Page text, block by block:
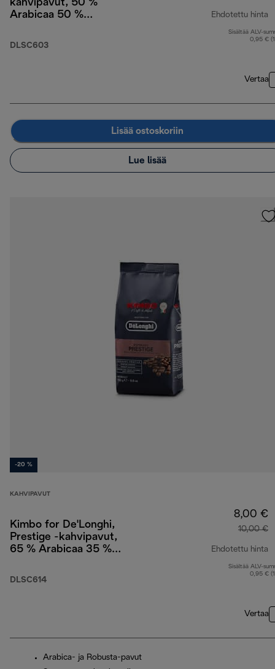
kahvipavut, 50 %
Arabicaa 50 %
DLSC603
Ehdotettu hinta
Sisältää ALV-
0,95 €
Vertaa
Lisää ostoskoriin
Lue lisää
-20 %
KAHVIPAVUT
Kimbo for De'Longhi,
Prestige -kahvipavut,
65 % Arabicaa 35 %
DLSC614
8,00 €
10,00 €
Ehdotettu hinta
Sisältää ALV-
0,95 €
Vertaa
Arabica- ja Robusta-pavut